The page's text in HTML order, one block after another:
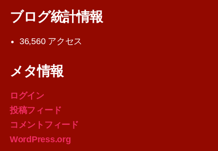
ブログ統計情報
36,560 アクセス
メタ情報
ログイン
投稿フィード
コメントフィード
WordPress.org